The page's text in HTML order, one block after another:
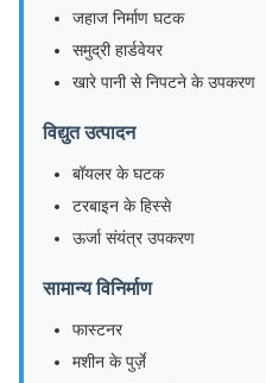
जहाज निर्माण घटक
समुद्री हार्डवेयर
खारे पानी से निपटने के उपकरण
विद्युत उत्पादन
बॉयलर के घटक
टरबाइन के हिस्से
ऊर्जा संयंत्र उपकरण
सामान्य विनिर्माण
फास्टनर
मशीन के पुर्ज़े